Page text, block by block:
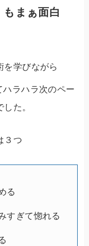
もまぁ面白
を学びながら
ハラハラ次のペー
た。
３つ
る
すぎて惚れる